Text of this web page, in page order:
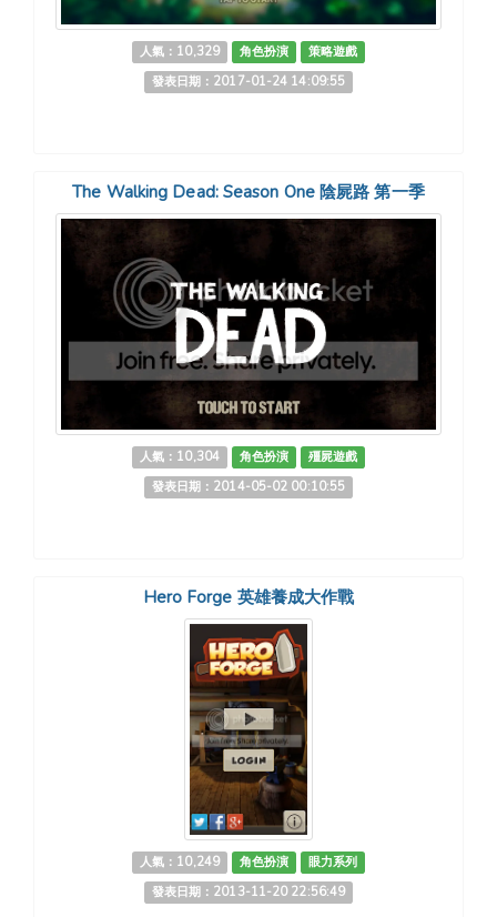
人氣：10,329 角色扮演
策略遊戲
發表日期：2017-01-24 14:09:55
The Walking Dead: Season One 陰屍路 第一季
人氣：10,304 角色扮演
殭屍遊戲
發表日期：2014-05-02 00:10:55
Hero Forge 英雄養成大作戰
人氣：10,249 角色扮演
眼力系列
發表日期：2013-11-20 22:56:49